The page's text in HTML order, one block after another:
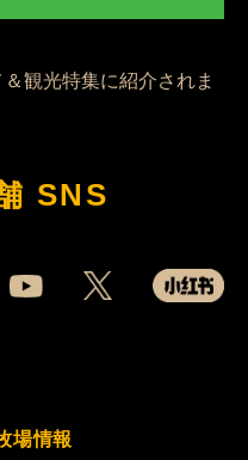
SNS
場情報